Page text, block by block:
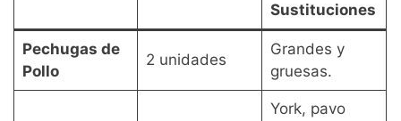
Sustituciones
Pechugas de
Pollo
2 unidades
Grandes y
gruesas.
York, pavo